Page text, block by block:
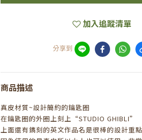
加入追蹤清單
分享到
商品描述
真皮材質~設計簡約的鑰匙圈
在鑰匙圈的外圈上刻上“STUDIO GHIBLI”
上面還有鐫刻的英文作品名是很棒的設計重點